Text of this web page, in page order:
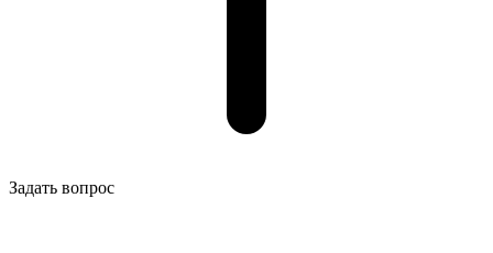
Задать вопрос